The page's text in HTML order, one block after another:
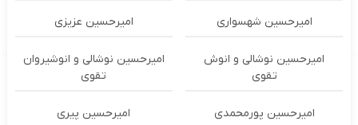
امیرحسین شهسواری امیرحسین عزیزی
امیرحسین نوشالی و انوش
تقوی
امیرحسین نوشالی و انوشیروان
تقوی
امیرحسین پورمحمدی امیرحسین پیری